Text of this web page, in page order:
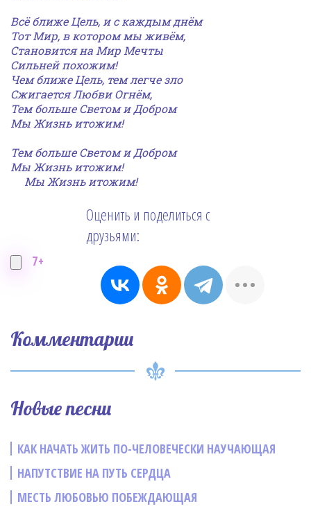
Всё ближе Цель, и с каждым днём
Тот Мир, в котором мы живём,
Становится на Мир Мечты
Сильней похожим!
Чем ближе Цель, тем легче зло
Сжигается Любви Огнём,
Тем больше Светом и Добром
Мы Жизнь итожим!
Тем больше Светом и Добром
Мы Жизнь итожим!
Мы Жизнь итожим!
7+
Оценить и поделиться с
друзьями:
Комментарии
Новые песни
КАК НАЧАТЬ ЖИТЬ ПО-ЧЕЛОВЕЧЕСКИ НАУЧАЮЩАЯ
НАПУТСТВИЕ НА ПУТЬ СЕРДЦА
МЕСТЬ ЛЮБОВЬЮ ПОБЕЖДАЮЩАЯ